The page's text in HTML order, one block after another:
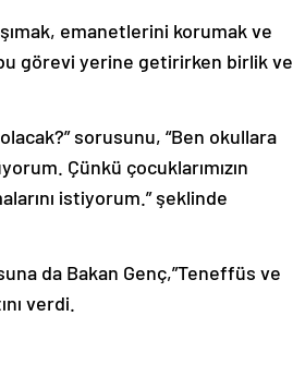
emanetlerini korumak ve
görevi yerine getirirken birlik ve
sorusunu, “Ben okullara
Çünkü çocuklarımızın
istiyorum.” şeklinde
da Bakan Genç,”Teneffüs ve
verdi.